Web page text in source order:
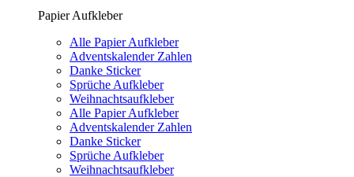
Papier Aufkleber
Alle Papier Aufkleber
Adventskalender Zahlen
Danke Sticker
Sprüche Aufkleber
Weihnachtsaufkleber
Alle Papier Aufkleber
Adventskalender Zahlen
Danke Sticker
Sprüche Aufkleber
Weihnachtsaufkleber